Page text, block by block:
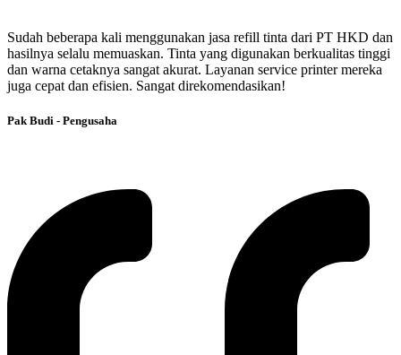
Sudah beberapa kali menggunakan jasa refill tinta dari PT HKD dan
hasilnya selalu memuaskan. Tinta yang digunakan berkualitas tinggi
dan warna cetaknya sangat akurat. Layanan service printer mereka
juga cepat dan efisien. Sangat direkomendasikan!
Pak Budi - Pengusaha